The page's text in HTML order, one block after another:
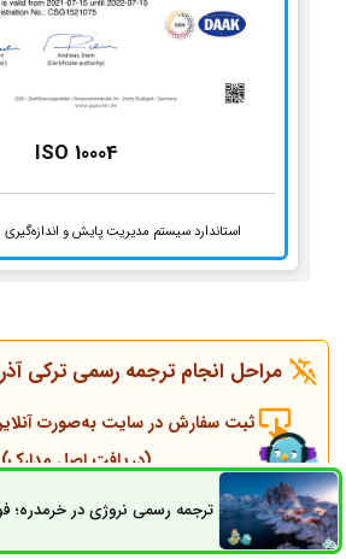
ISO 10004
استاندارد سیستم مدیریت پایش و
مراحل انجام ترجمه رسمی ترکی
ثبت سفارش در سایت به‌صورت
(دریافت اصل مدارک)
ترجمه رسمی نروژی در خرمدره؛راه های ارتباطی